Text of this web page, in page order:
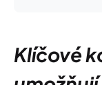
Klíčové